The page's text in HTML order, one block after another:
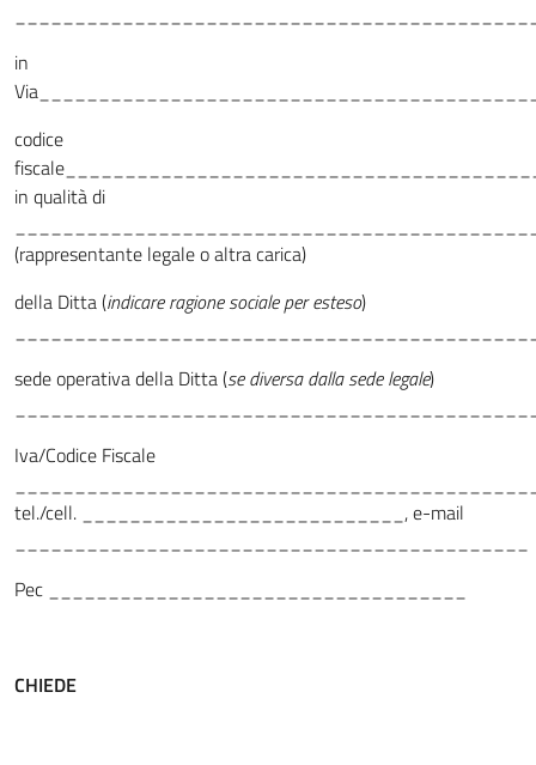
in
codice
in qualità di
(rappresentante legale o altra carica)
della Ditta (indicare ragione sociale per esteso)
sede operativa della Ditta (se diversa dalla sede legale)
Iva/Codice Fiscale
tel./cell. ___________________________, e-mail
Pec ___________________________________
CHIEDE